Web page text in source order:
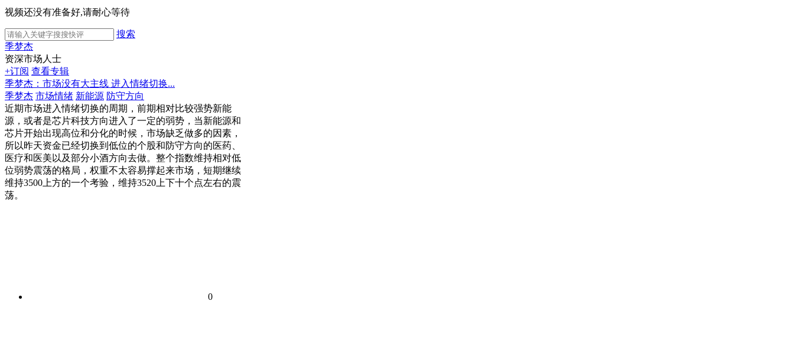
视频还没有准备好,请耐心等待
搜索
季梦杰
资深市场人士
+订阅 查看专辑
季梦杰：市场没有大主线 进入情绪切换...
季梦杰 市场情绪 新能源 防守方向
近期市场进入情绪切换的周期，前期相对比较强势新能
源，或者是芯片科技方向进入了一定的弱势，当新能源和
芯片开始出现高位和分化的时候，市场缺乏做多的因素，
所以昨天资金已经切换到低位的个股和防守方向的医药、
医疗和医美以及部分小酒方向去做。整个指数维持相对低
位弱势震荡的格局，权重不太容易撑起来市场，短期继续
维持3500上方的一个考验，维持3520上下十个点左右的震
荡。
0